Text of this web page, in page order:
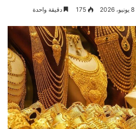
8 يونيو، 2026 175 دقيقة واحدة